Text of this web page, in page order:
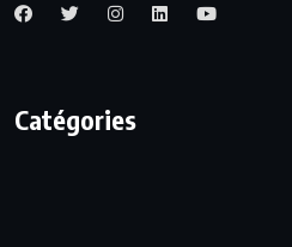
Catégories